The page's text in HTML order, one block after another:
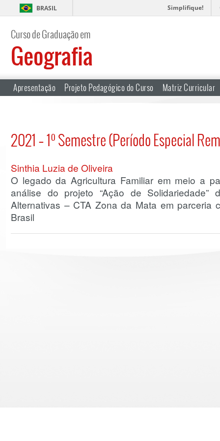
BRASIL Simplifique!
Curso de Graduação em
Geografia
Apresentação Projeto Pedagógico do Curso Matriz Curricular
2021 – 1º Semestre (Período Especial
Sinthia Luzia de Oliveira
O legado da Agricultura Familiar em meio a
análise do projeto “Ação de Solidariedade”
Alternativas – CTA Zona da Mata em parceria
Brasil